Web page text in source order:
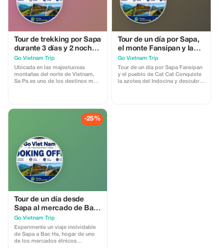
Tour de trekking por Sapa
durante 3 días y 2 noches
desde Hanói
Go Vietnam Trip
Ubicada en las majestuosas
montañas del norte de Vietnam,
Sa Pa es uno de los destinos más
valles brumosos y vibrantes
culturas étnicas, Sapa atrae a
viajeros de todo el mundo que
espectaculares vistas
panorámicas.
Tour de un día por Sapa,
el monte Fansipan y la
aldea de Cat Cat
Go Vietnam Trip
Tour de un día por Sapa Fansipan
y el pueblo de Cat Cat Conquiste
la azotea del Indocina y descubra
-25%
Tour de un día desde
Sapa al mercado de Bac
Ha
Go Vietnam Trip
Experimente un viaje inolvidable
de Sapa a Bac Ha, hogar de uno
de los mercados étnicos